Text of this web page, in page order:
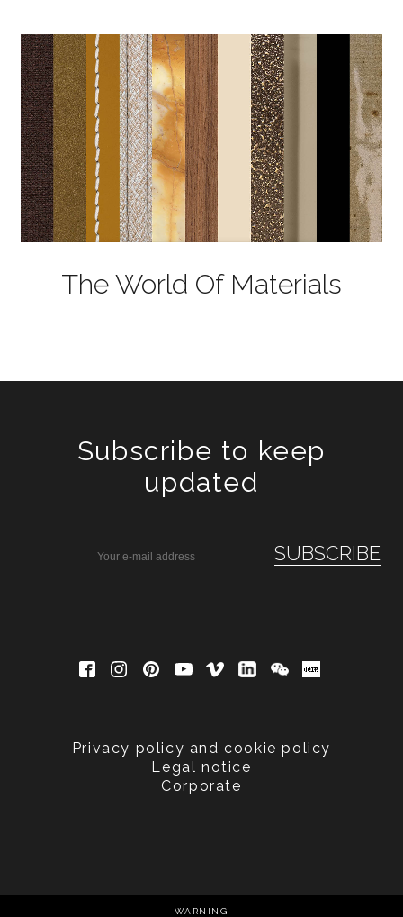
The World Of Materials
WARNING
Subscribe to keep
updated
Privacy policy and cookie policy
Legal notice
Corporate